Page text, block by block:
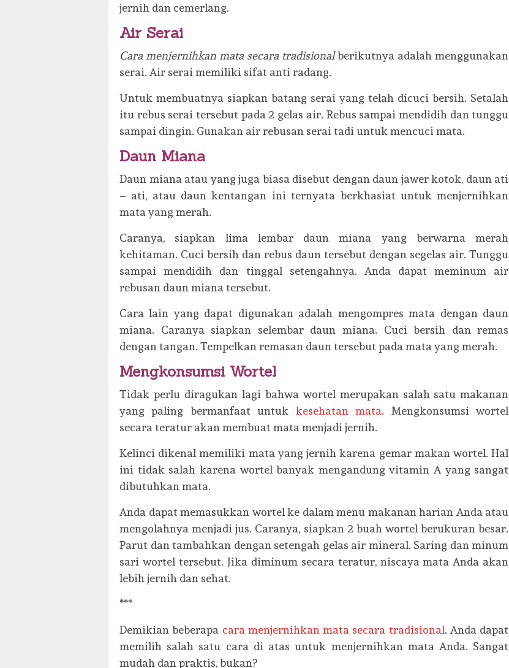
jernih dan cemerlang.
Air Serai
Cara menjernihkan mata secara tradisionalberikutnya adalah menggunakan
serai. Air serai memiliki sifat anti radang.
Untuk membuatnya siapkan batang serai yang telah dicuci bersih. Setalah
itu rebus serai tersebut pada 2 gelas air. Rebus sampai mendidih dan tunggu
sampai dingin. Gunakan air rebusan serai tadi untuk mencuci mata.
Daun Miana
Daun miana atau yang juga biasa disebut dengan daun jawer kotok, daun ati
– ati, atau daun kentangan ini ternyata berkhasiat untuk menjernihkan
mata yang merah.
Caranya, siapkan lima lembar daun miana yang berwarna merah
kehitaman. Cuci bersih dan rebus daun tersebut dengan segelas air. Tunggu
sampai mendidih dan tinggal setengahnya. Anda dapat meminum air
rebusan daun miana tersebut.
Cara lain yang dapat digunakan adalah mengompres mata dengan daun
miana. Caranya siapkan selembar daun miana. Cuci bersih dan remas
dengan tangan. Tempelkan remasan daun tersebut pada mata yang merah.
Mengkonsumsi Wortel
Tidak perlu diragukan lagi bahwa wortel merupakan salah satu makanan
yang paling bermanfaat untuk kesehatan mata. Mengkonsumsi wortel
secara teratur akan membuat mata menjadi jernih.
Kelinci dikenal memiliki mata yang jernih karena gemar makan wortel. Hal
ini tidak salah karena wortel banyak mengandung vitamin A yang sangat
dibutuhkan mata.
Anda dapat memasukkan wortel ke dalam menu makanan harian Anda atau
mengolahnya menjadi jus. Caranya, siapkan 2 buah wortel berukuran besar.
Parut dan tambahkan dengan setengah gelas air mineral. Saring dan minum
sari wortel tersebut. Jika diminum secara teratur, niscaya mata Anda akan
lebih jernih dan sehat.
***
Demikian beberapa cara menjernihkan mata secara tradisional. Anda dapat
memilih salah satu cara di atas untuk menjernihkan mata Anda. Sangat
mudah dan praktis, bukan?